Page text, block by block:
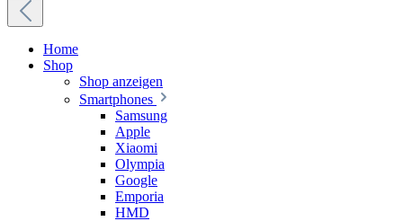
Home
Shop
Shop anzeigen
Smartphones
Samsung
Apple
Xiaomi
Olympia
Google
Emporia
HMD